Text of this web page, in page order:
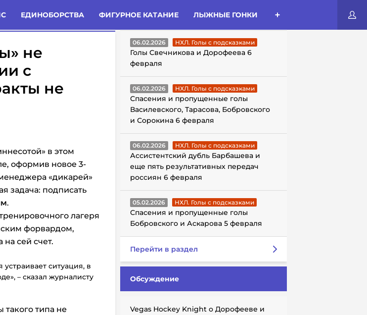
ЕДИНОБОРСТВА ФИГУРНОЕ КАТАНИЕ ЛЫЖНЫЕ ГОНКИ
не
с
не
в этом
оформив новое 3-
«дикарей»
задача: подписать
.
лагеря
форвардом,
сей счет.
ситуация, в
– сказал журналисту
такого типа не
ГОЛЫ С ПОДСКАЗКАМИ
06.02.2026 НХЛ. Голы с подсказками
Голы Свечникова и Дорофеева 6
февраля
06.02.2026 НХЛ. Голы с подсказками
Спасения и пропущенные голы
Василевского, Тарасова, Бобровского
и Сорокина 6 февраля
06.02.2026 НХЛ. Голы с подсказками
Ассистентский дубль Барбашева и
еще пять результативных передач
россиян 6 февраля
05.02.2026 НХЛ. Голы с подсказками
Спасения и пропущенные голы
Бобровского и Аскарова 5 февраля
Перейти в раздел
Обсуждение
Vegas Hockey Knight о Дорофееве и